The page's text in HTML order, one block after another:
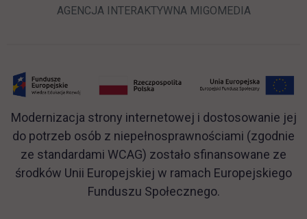
AGENCJA INTERAKTYWNA LINK OTWIERA SIĘ W
MIGOMEDIA
Modernizacja strony internetowej i dostosowanie jej
do potrzeb osób z niepełnosprawnościami (zgodnie
ze standardami WCAG) zostało sfinansowane ze
środków Unii Europejskiej w ramach Europejskiego
Funduszu Społecznego.